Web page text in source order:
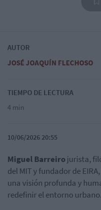
AUTOR
JOSÉ JOAQUÍN FLECHOSO
TIEMPO DE LECTURA
4 min
10/06/2026 20:55
Miguel Barreirojurista,
del MIT y fundador de
una visión profunda y
redefinir el entorno urbano.